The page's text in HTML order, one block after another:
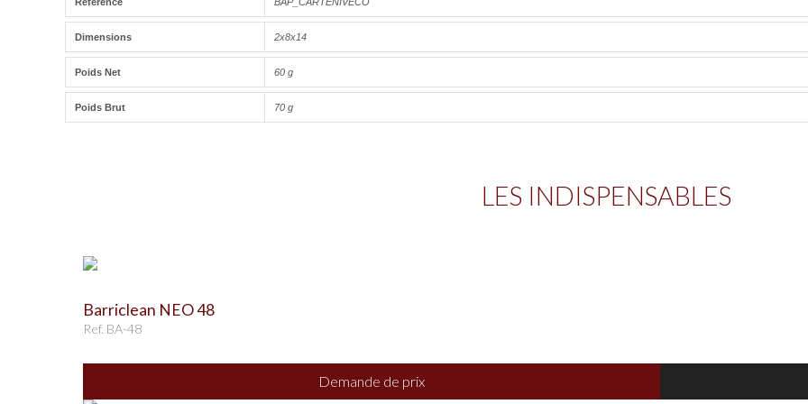
Dimensions 2x8x14
Poids Net 60 g
Poids Brut 70 g
LES INDISPENSABLES
Barriclean NEO 48
Ref. BA-48
Demande de prix